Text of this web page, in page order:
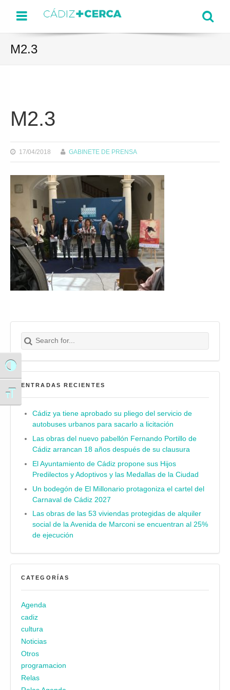
Alternar alto contraste
Alternar tamaño de letra
Menu
M2.3
M2.3
17/04/2018 GABINETE DE PRENSA
Search for:
Buscar
ENTRADAS RECIENTES
Cádiz ya tiene aprobado su pliego del servicio de
autobuses urbanos para sacarlo a licitación
Las obras del nuevo pabellón Fernando Portillo de
Cádiz arrancan 18 años después de su clausura
El Ayuntamiento de Cádiz propone sus Hijos
Predilectos y Adoptivos y las Medallas de la Ciudad
Un bodegón de El Millonario protagoniza el cartel del
Carnaval de Cádiz 2027
Las obras de las 53 viviendas protegidas de alquiler
social de la Avenida de Marconi se encuentran al 25%
de ejecución
CATEGORÍAS
Agenda
cadiz
cultura
Noticias
Otros
programacion
Relas